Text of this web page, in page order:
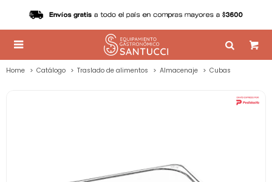

Home Catálogo Traslado de alimentos Almacenaje Cubas